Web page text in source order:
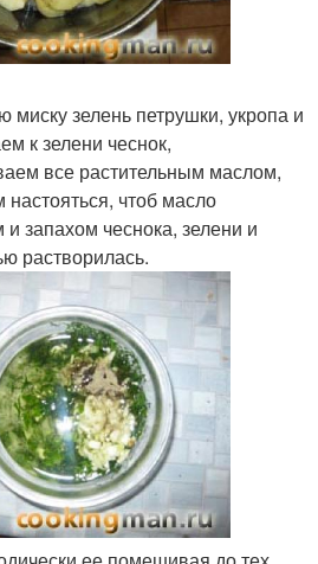
зелень петрушки, укропа и
к зелени чеснок,
все растительным маслом,
чтоб масло
запахом чеснока, зелени и
растворилась.